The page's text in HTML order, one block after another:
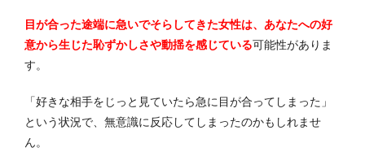
目が合った途端に急いでそらしてきた女性は、あなたへの好
意から生じた恥ずかしさや動揺を感じている可能性がありま
す。
「好きな相手をじっと見ていたら急に目が合ってしまった」
という状況で、無意識に反応してしまったのかもしれませ
ん。